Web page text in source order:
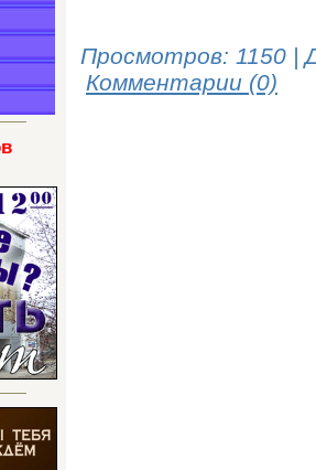
Просмотров: 1150 |
Комментарии (0)